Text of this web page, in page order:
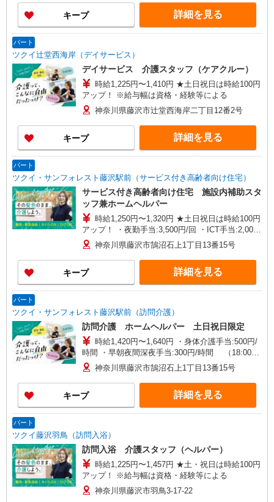
キープ 詳細を見る
パート
ツクイ辻堂西海岸（デイサービス）
デイサービス 介護スタッフ（ケアクルー）
時給1,225円〜1,410円 ★土日祝日は時給100円
アップ！ ※給与幅は資格・経験等による
神奈川県藤沢市辻堂西海岸二丁目12番2号
キープ 詳細を見る
パート
ツクイ・サンフォレスト藤沢駅前（サービス付き高齢者向け住宅）
サービス付き高齢者向け住宅 施設内補助スタ
ッフ兼ホームヘルパー
時給1,250円〜1,320円 ★土日祝日は時給100円
アップ！ ・夜勤手当:3,500円/回 ・ICT手当:2,000
円/月 ※給与幅は資格・経験等による
神奈川県藤沢市鵠沼石上1丁目13番15号
キープ 詳細を見る
パート
ツクイ・サンフォレスト藤沢駅前（訪問介護）
訪問介護 ホームヘルパー 土日祝日限定
時給1,420円〜1,640円 ・身体介護手当:500円/
時間 ・早朝夜間深夜手当:300円/時間 （18:00〜
翌07:59の時間帯） ・ICT手当:2,000円/月 ・深夜
割増は別途支給 ・ケア→ケアの移動時間も賃金
（時給）を支給 ・土日祝日手当:100円/時間含む
※給与幅は資格・経験等による
神奈川県藤沢市鵠沼石上1丁目13番15号
キープ 詳細を見る
パート
ツクイ藤沢羽鳥（訪問入浴）
訪問入浴 介護スタッフ（ヘルパー）
時給1,225円〜1,457円 ★土・祝日は時給100円
アップ！ ※給与幅は資格・経験等による
神奈川県藤沢市羽鳥3-17-22